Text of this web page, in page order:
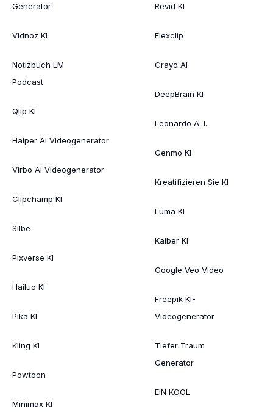
Generator
Vidnoz KI
Notizbuch LM
Podcast
Qlip KI
Haiper Ai Videogenerator
Virbo Ai Videogenerator
Clipchamp KI
Silbe
Pixverse KI
Hailuo KI
Pika KI
Kling KI
Powtoon
Minimax KI
Revid KI
Flexclip
Crayo AI
DeepBrain KI
Leonardo A. I.
Genmo KI
Kreatifizieren Sie KI
Luma KI
Kaiber KI
Google Veo Video
Freepik KI-
Videogenerator
Tiefer Traum
Generator
EIN KOOL